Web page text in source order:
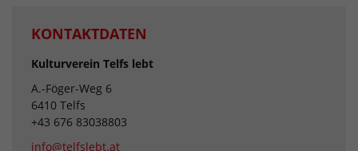
KONTAKTDATEN
Kulturverein Telfs lebt
A.-Föger-Weg 6
6410 Telfs
+43 676 83038803
info@telfslebt.at